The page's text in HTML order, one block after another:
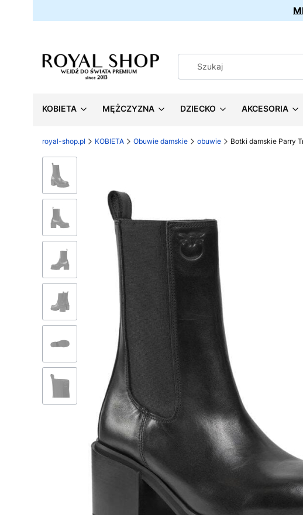
KOBIETA MĘŻCZYZNA DZIECKO AKCESORIA
royal-shop.pl KOBIETA Obuwie damskie obuwie Botki damskie Parry